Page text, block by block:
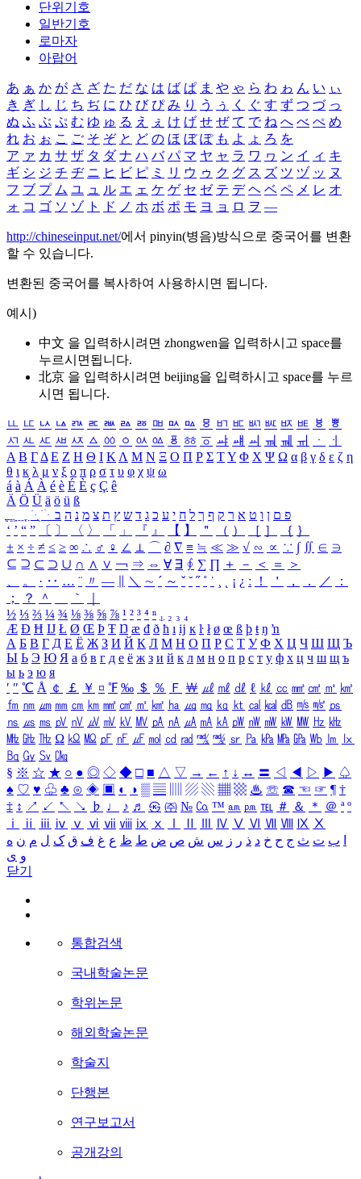
단위기호
일반기호
로마자
아랍어
あ ぁ か が さ ざ た だ な は ば ぱ ま や ゃ ら わ ゎ ん い ぃ
き ぎ し じ ち ぢ に ひ び ぴ み り う ぅ く ぐ す ず つ づ っ
ぬ ふ ぶ ぷ む ゆ ゅ る え ぇ け げ せ ぜ て で ね へ べ ぺ め
れ お ぉ こ ご そ ぞ と ど の ほ ぼ ぽ も よ ょ ろ を
ア ァ カ サ ザ タ ダ ナ ハ バ パ マ ヤ ャ ラ ワ ヮ ン イ ィ キ
ギ シ ジ チ ヂ ニ ヒ ビ ピ ミ リ ウ ゥ ク グ ス ズ ツ ヅ ッ ヌ
フ ブ プ ム ユ ュ ル エ ェ ケ ゲ セ ゼ テ デ ヘ ベ ペ メ レ オ
ォ コ ゴ ソ ゾ ト ド ノ ホ ボ ポ モ ヨ ョ ロ ヲ ―
http://chineseinput.net/에서 pinyin(병음)방식으로 중국어를 변환
할 수 있습니다.
변환된 중국어를 복사하여 사용하시면 됩니다.
예시)
中文 을 입력하시려면 zhongwen을 입력하시고 space를
누르시면됩니다.
北京 을 입력하시려면 beijing을 입력하시고 space를 누르
시면 됩니다.
ㅥ ㅦ ㅧ ㅨ ㅩ ㅪ ㅫ ㅬ ㅭ ㅮ ㅯ ㅰ ㅱ ㅲ ㅳ ㅴ ㅵ ㅶ ㅷ ㅸ
ㅹ
ㅺ ㅻ ㅼ ㅽ ㅾ ㅿ ㆀ ㆁ ㆂ ㆃ ㆄ ㆅ ㆆ ㆇ ㆈ ㆉ ㆊ ㆋ ㆌ ㆍ
ㆎ
Α Β ΓΔ Ε Ζ Η Θ Ι ΚΛ Μ Ν Ξ Ο Π Ρ Σ ΤΥ Φ Χ Ψ Ω α β γ δ ε ζ η
θ ι κ λ μ ν ξ ο π ρ σ τ υ φ χ ψ ω
á à Á À é è É È ç Ç ê
Ä Ö Ü ä ö ü ß
ִֶֹ ֻּ ׁׂ פ ם ן ו ט א ר ק ף ך ל ח י ע כ ג ד ש ץ ת צ מ נ ה ב
‘ ’ “ ” 〔 〕 〈 〉 「 」 『 』 【 】 ＂ （ ） ［ ］ ｛ ｝
± × ÷ ≠ ≤ ≥ ∞ ∴ ♂ ♀ ∠ ⊥ ⌒ ∂ ∇ ≡ ≒ ≪ ≫ √ ∽ ∝ ∵ ∫ ∬ ∈ ∋
⊆ ⊇ ⊂ ⊃ ∪ ∩ ∧ ∨ ￢ ⇒ ⇔ ∀ ∃ ∮ ∑ ∏ ＋ － ＜ ＝
＞
、
。 · ‥ … ¨ 〃 ― ＼ ∼ ´ ～ ˇ ˘ ˝ ˚ ˙ ¸ ¡ ¿ ː ！ ＇ ， ． ／
：
；
？ ＾ ｀
½ ⅓ ⅔ ¼ ¾ ⅛ ⅜ ⅝ ⅞ ¹ ² ³ ⁴ ⁿ ₁ ₂ ₃ ₄
Æ Ð Ħ Ĳ Ł Ø Œ Þ Ŧ Ŋ æ đ ð ħ ı ĳ ĸ ŀ ł ø œ ß þ ŧ ŋ ŉ
А Б В Г Д Е Ё Ж З И Й К Л М Н О П Р С Т У Ф Х Ц Ч Ш Щ Ъ
Ы Ь Э Ю Я а б в г д е ё ж з и й к л м н о п р с т у ф х ц ч ш щ ъ
ы ь э ю я
′ ″ ℃ Å ￠ ￡ ￥ ¤ ℉ ‰ ＄ ％ Ｆ ￦ ㎕ ㎖ ㎗ ℓ ㎘ ㏄ ㎣ ㎤ ㎥ ㎦
㎙ ㎚ ㎛ ㎜ ㎝ ㎞ ㎟ ㎠ ㎡ ㎢ ㏊ ㎍ ㎎ ㎏ ㏏ ㎈ ㎉ ㏈ ㎧ ㎨ ㎰
㎱ ㎲ ㎳ ㎴ ㎵ ㎶ ㎷ ㎸ ㎹ ㎀ ㎁ ㎂ ㎃ ㎄ ㎺ ㎻ ㎽ ㎾ ㎿ ㎐ ㎑
㎒ ㎓ ㎔ Ω ㏀ ㏁ ㎊ ㎋ ㎌ ㏖ ㏅ ㎭ ㎮ ㎯ ㏛ ㎩ ㎪ ㎫ ㎬ ㏝ ㏐
㏓
㏃ ㏉ ㏜ ㏆
§ ※ ☆ ★ ○ ● ◎ ◇ ◆ □ ■ △ ▽ → ← ↑ ↓ ↔ 〓 ◁ ◀ ▷ ▶ ♤
♠ ♡ ♥ ♧ ♣ ⊙ ◈ ▣ ◐ ◑ ▒ ▤ ▨ ▧ ▦ ▩ ♨ ☏ ☎ ☜ ☞ ¶ †
‡ ↕ ↗ ↙ ↖ ↘ ♭ ♩ ♪ ♬ ㉿ ㈜ № ㏇ ™ ㏂ ㏘ ℡ ＃ ＆ ＊ ＠ ª º
ⅰ
ⅱ ⅲ ⅳ ⅴ ⅵ ⅶ ⅷ ⅸ ⅹ Ⅳ Ⅴ Ⅵ Ⅶ Ⅷ Ⅸ Ⅹ
ب ت ث ج ح خ د ذ ر ز س ش ص ض ط ظ ع غ ف ق ک ل م ن ه
و ی
닫기
통합검색
국내학술논문
학위논문
해외학술논문
학술지
단행본
연구보고서
공개강의